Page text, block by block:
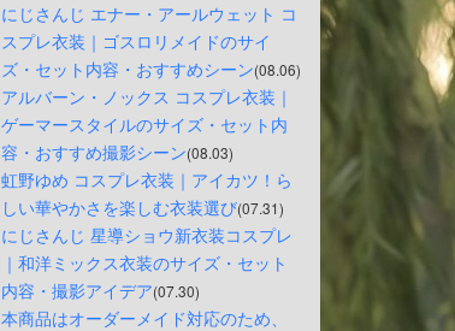
にじさんじ エナー・アールウェット コ
スプレ衣装｜ゴスロリメイドのサイ
ズ・セット内容・おすすめシーン(08.06)
アルバーン・ノックス コスプレ衣装｜
ゲーマースタイルのサイズ・セット内
容・おすすめ撮影シーン(08.03)
虹野ゆめ コスプレ衣装｜アイカツ！ら
しい華やかさを楽しむ衣装選び(07.31)
にじさんじ 星導ショウ新衣装コスプレ
｜和洋ミックス衣装のサイズ・セット
内容・撮影アイデア(07.30)
本商品はオーダーメイド対応のため、